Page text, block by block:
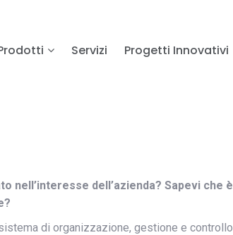
Servizi Progetti Innovativi
nell’interesse dell’azienda? Sapevi che è
di organizzazione, gestione e controllo